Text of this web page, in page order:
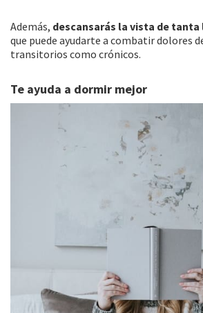
Además, descansarás la vista de
que puede ayudarte a combatir dolores
transitorios como crónicos.
Te ayuda a dormir mejor